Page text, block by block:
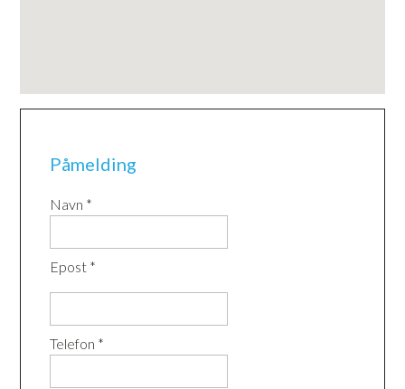
Påmelding
Navn *
Epost *
Telefon *